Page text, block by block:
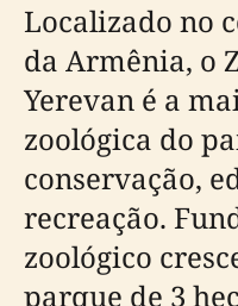
Localizado no
da Armênia, o
Yerevan é a
zoológica do
conservação,
recreação.
zoológico
parque de 3